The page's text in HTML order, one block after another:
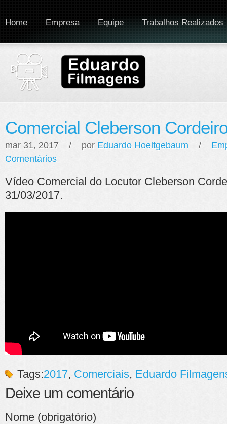
Home Empresa Equipe Trabalhos Realizados
Comercial Cleberson
mar 31, 2017 / por Eduardo Hoeltgebaum /
Comentários
Vídeo Comercial do Locutor Cleberson
31/03/2017.
Tags:2017, Comerciais, Eduardo
Deixe um comentário
Nome (obrigatório)